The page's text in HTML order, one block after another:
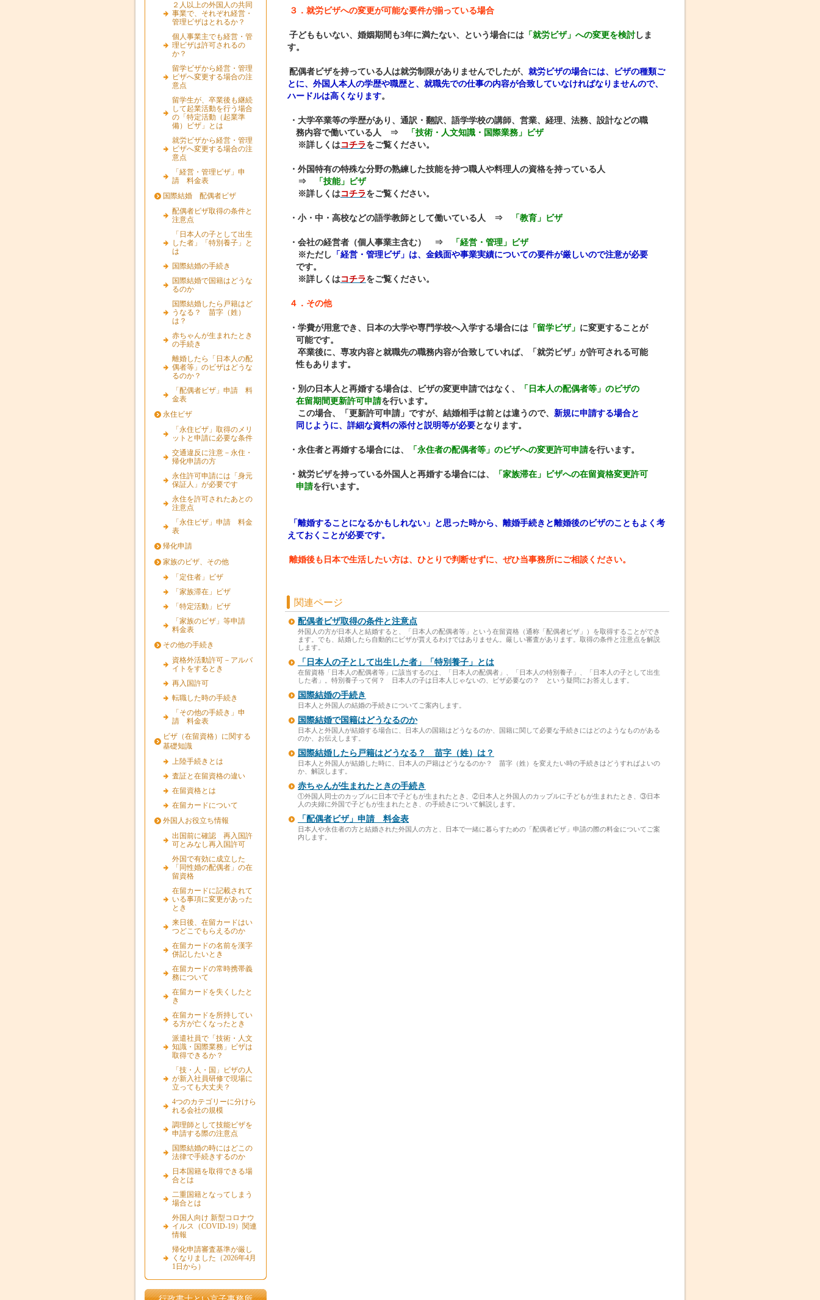
３．就労ビザへの変更が可能な要件が揃っている場合
子どももいない、婚姻期間も3年に満たない、という場合には「就労ビザ」への変更を検討しま
す。
配偶者ビザを持っている人は就労制限がありませんでしたが、 就労ビザの場合には、ビザの種類ご
とに、外国人本人の学歴や職歴と、就職先での仕事の内容が合致していなければなりませんので、
ハードルは高くなります。
・大学卒業等の学歴があり、通訳・翻訳、語学学校の講師、営業、経理、法務、設計などの職
務内容で働いている人 ⇒
「技術・人文知識・国際業務」ビザ
※詳しくはコチラをご覧ください。
・外国特有の特殊な分野の熟練した技能を持つ職人や料理人の資格を持っている人
⇒
「技能」ビザ
※詳しくはコチラをご覧ください。
・小・中・高校などの語学教師として働いている人 ⇒ 「教育」ビザ
・会社の経営者（個人事業主含む） ⇒
「経営・管理」ビザ
※ただし 「経営・管理ビザ」は、金銭面や事業実績についての要件が厳しいので注意が必要
です。
※詳しくはコチラをご覧ください。
４．その他
・学費が用意でき、日本の大学や専門学校へ入学する場合には「留学ビザ」 に変更することが
可能です。
卒業後に、専攻内容と就職先の職務内容が合致していれば、「就労ビザ」が許可される可能
性もあります。
・別の日本人と再婚する場合は、ビザの変更申請ではなく、
「日本人の配偶者等」のビザの
在留期間更新許可申請を行います。
この場合、「更新許可申請」ですが、結婚相手は前とは違うので、 新規に申請する場合と
同じように、詳細な資料の添付と説明等が必要となります。
・永住者と再婚する場合には、 「永住者の配偶者等」のビザへの変更許可申請を行います。
・就労ビザを持っている外国人と再婚する場合には、
「家族滞在」ビザへの在留資格変更許可
申請を行います。
「離婚することになるかもしれない」と思った時から、離婚手続きと離婚後のビザのこともよく考
えておくことが必要です。
離婚後も日本で生活したい方は、ひとりで判断せずに、ぜひ当事務所にご相談ください。
関連ページ
配偶者ビザ取得の条件と注意点
外国人の方が日本人と結婚すると、「日本人の配偶者等」という在留資格（通称「配偶者ビザ」）を取得することができ
ます。でも、結婚したら自動的にビザが貰えるわけではありません。厳しい審査があります。取得の条件と注意点を解説
します。
「日本人の子として出生した者」「特別養子」とは
在留資格「日本人の配偶者等」に該当するのは、「日本人の配偶者」、「日本人の特別養子」、「日本人の子として出生
した者」。特別養子って何？ 日本人の子は日本人じゃないの、ビザ必要なの？ という疑問にお答えします。
国際結婚の手続き
日本人と外国人の結婚の手続きについてご案内します。
国際結婚で国籍はどうなるのか
日本人と外国人が結婚する場合に、日本人の国籍はどうなるのか、国籍に関して必要な手続きにはどのようなものがある
のか、お伝えします。
国際結婚したら戸籍はどうなる？ 苗字（姓）は？
日本人と外国人が結婚した時に、日本人の戸籍はどうなるのか？ 苗字（姓）を変えたい時の手続きはどうすればよいの
か、解説します。
赤ちゃんが生まれたときの手続き
①外国人同士のカップルに日本で子どもが生まれたとき、②日本人と外国人のカップルに子どもが生まれたとき、③日本
人の夫婦に外国で子どもが生まれたとき、の手続きについて解説します。
「配偶者ビザ」申請 料金表
日本人や永住者の方と結婚された外国人の方と、日本で一緒に暮らすための「配偶者ビザ」申請の際の料金についてご案
内します。
２人以上の外国人の共同
事業で、それぞれ経営・
管理ビザはとれるか？
個人事業主でも経営・管
理ビザは許可されるの
か？
留学ビザから経営・管理
ビザへ変更する場合の注
意点
留学生が、卒業後も継続
して起業活動を行う場合
の「特定活動（起業準
備）ビザ」とは
就労ビザから経営・管理
ビザへ変更する場合の注
意点
「経営・管理ビザ」申
請 料金表
国際結婚 配偶者ビザ
配偶者ビザ取得の条件と
注意点
「日本人の子として出生
した者」「特別養子」と
は
国際結婚の手続き
国際結婚で国籍はどうな
るのか
国際結婚したら戸籍はど
うなる？ 苗字（姓）
は？
赤ちゃんが生まれたとき
の手続き
離婚したら「日本人の配
偶者等」のビザはどうな
るのか？
「配偶者ビザ」申請 料
金表
永住ビザ
「永住ビザ」取得のメリ
ットと申請に必要な条件
交通違反に注意－永住・
帰化申請の方
永住許可申請には「身元
保証人」が必要です
永住を許可されたあとの
注意点
「永住ビザ」申請 料金
表
帰化申請
家族のビザ、その他
「定住者」ビザ
「家族滞在」ビザ
「特定活動」ビザ
「家族のビザ」等申請
料金表
その他の手続き
資格外活動許可－アルバ
イトをするとき
再入国許可
転職した時の手続き
「その他の手続き」申
請 料金表
ビザ（在留資格）に関する
基礎知識
上陸手続きとは
査証と在留資格の違い
在留資格とは
在留カードについて
外国人お役立ち情報
出国前に確認 再入国許
可とみなし再入国許可
外国で有効に成立した
「同性婚の配偶者」の在
留資格
在留カードに記載されて
いる事項に変更があった
とき
来日後、在留カードはい
つどこでもらえるのか
在留カードの名前を漢字
併記したいとき
在留カードの常時携帯義
務について
在留カードを失くしたと
き
在留カードを所持してい
る方が亡くなったとき
派遣社員で「技術・人文
知識・国際業務」ビザは
取得できるか？
「技・人・国」ビザの人
が新入社員研修で現場に
立っても大丈夫？
4つのカテゴリーに分けら
れる会社の規模
調理師として技能ビザを
申請する際の注意点
国際結婚の時にはどこの
法律で手続きするのか
日本国籍を取得できる場
合とは
二重国籍となってしまう
場合とは
外国人向け 新型コロナウ
イルス（COVID-19）関連
情報
帰化申請審査基準が厳し
くなりました（2026年4月
1日から）